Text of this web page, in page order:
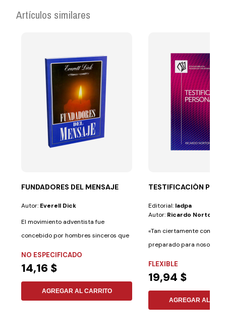
Artículos similares
FUNDADORES DEL MENSAJE
Autor: Everell Dick
El movimiento adventista fue
concebido por hombres sinceros que
NO ESPECIFICADO
14,16 $
AGREGAR AL CARRITO
TESTIFICACIÓN
Editorial: Iadpa
Autor: Ricardo Norton
«Tan ciertamente como
preparado para nosotros
FLEXIBLE
19,94 $
AGREGAR AL